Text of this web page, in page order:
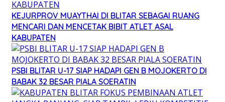
KEJURPROV MUAYTHAI DI BLITAR SEBAGAI RUANG
MENCARI DAN MENCETAK BIBIT ATLET ASAL
KABUPATEN
PSBI BLITAR U-17 SIAP HADAPI GEN B MOJOKERTO DI
BABAK 32 BESAR PIALA SOERATIN